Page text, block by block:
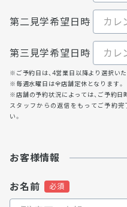
第二見学希望日時
第三見学希望日時
※ご予約日は、4営業日以降より選択いた
※毎週水曜日は全店舗定休となります。
※店舗の予約状況によっては、ご予約日
スタッフからの返信をもってご予約
い。
お客様情報
お名前